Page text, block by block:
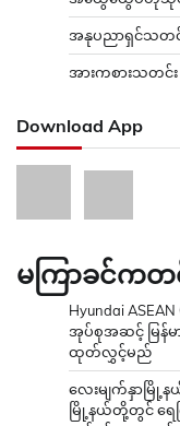
အနုပညာရှင်သတင်း
အားကစားသတင်း
Download App
မကြာခင်ကတ
Hyundai
အုပ်စုအဆင့် မြန်
ထုတ်လွှင့်မည်
လေးမျက်နှာမြို့
မြို့နယ်တို့တွင် ရေ